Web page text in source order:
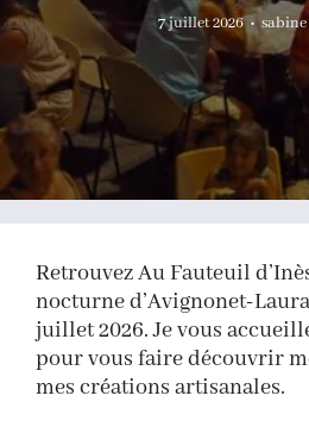
7 juillet 2026 •
Retrouvez Au Fauteuil
nocturne d’Avignonet-
juillet 2026. Je vous
pour vous faire découvrir
mes créations artisanales.